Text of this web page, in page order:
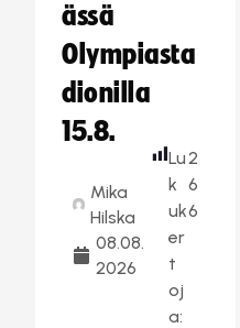
ässä
Olympiasta
dionilla
15.8.
Mika
Hilska
08.08.
2026
Lu
k
uk
er
t
oj
a:
2
6
6